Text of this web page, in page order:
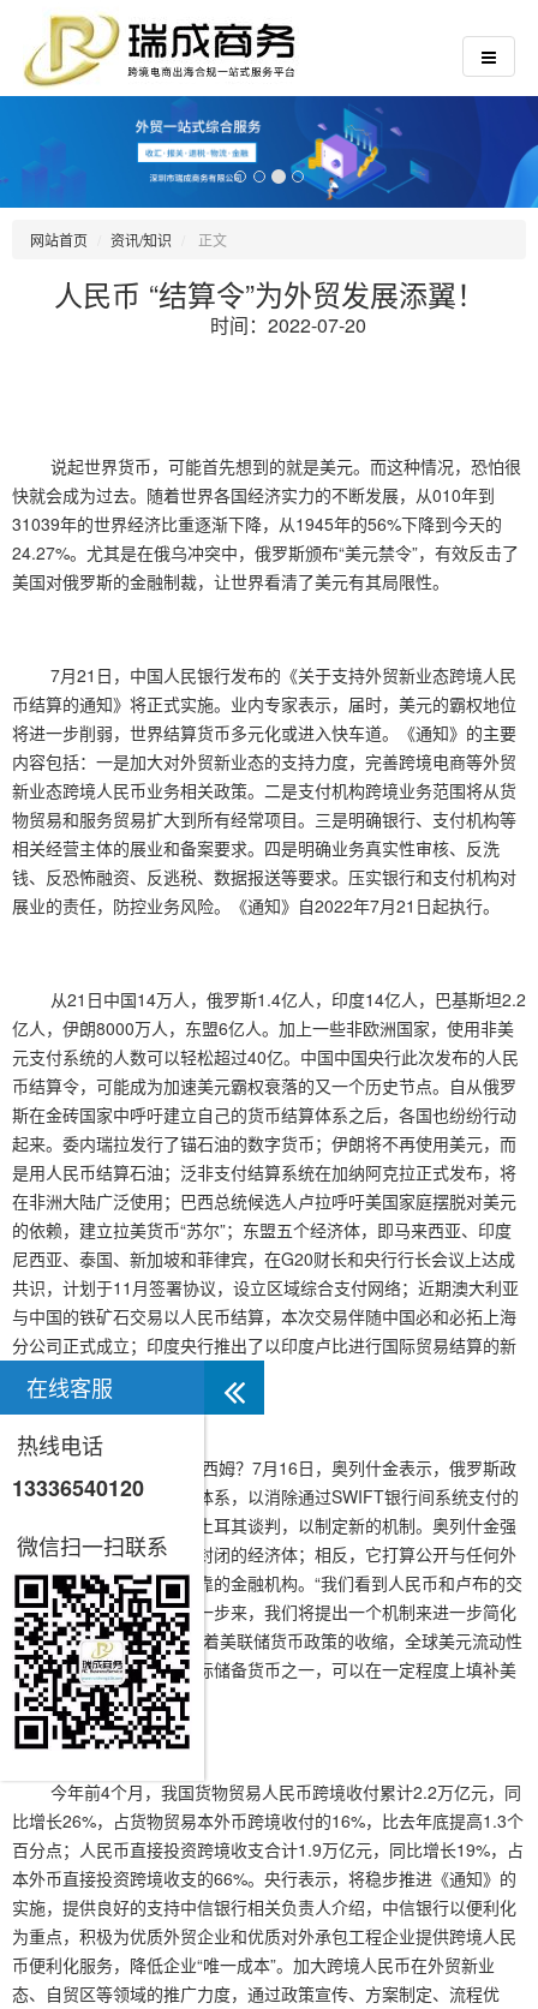
网站首页 资讯/知识 正文
人民币 “结算令”为外贸发展添翼！
时间：2022-07-20
说起世界货币，可能首先想到的就是美元。而这种情况，恐怕很
快就会成为过去。随着世界各国经济实力的不断发展，从010年到
31039年的世界经济比重逐渐下降，从1945年的56%下降到今天的
24.27%。尤其是在俄乌冲突中，俄罗斯颁布“美元禁令”，有效反击了
美国对俄罗斯的金融制裁，让世界看清了美元有其局限性。
7月21日，中国人民银行发布的《关于支持外贸新业态跨境人民
币结算的通知》将正式实施。业内专家表示，届时，美元的霸权地位
将进一步削弱，世界结算货币多元化或进入快车道。
《通知》的主要
内容包括：一是加大对外贸新业态的支持力度，完善跨境电商等外贸
新业态跨境人民币业务相关政策。二是支付机构跨境业务范围将从货
物贸易和服务贸易扩大到所有经常项目。三是明确银行、支付机构等
相关经营主体的展业和备案要求。四是明确业务真实性审核、反洗
钱、反恐怖融资、反逃税、数据报送等要求。压实银行和支付机构对
展业的责任，防控业务风险。《通知》自2022年7月21日起执行。
从21日中国14万人，俄罗斯1.4亿人，印度14亿人，巴基斯坦2.2
亿人，伊朗8000万人，东盟6亿人。加上一些非欧洲国家，使用非美
元支付系统的人数可以轻松超过40亿。 中国中国央行此次发布的人民
币结算令，可能成为加速美元霸权衰落的又一个历史节点。 自从俄罗
斯在金砖国家中呼吁建立自己的货币结算体系之后，各国也纷纷行动
起来。委内瑞拉发行了锚石油的数字货币；伊朗将不再使用美元，而
是用人民币结算石油；泛非支付结算系统在加纳阿克拉正式发布，将
在非洲大陆广泛使用；巴西总统候选人卢拉呼吁美国家庭摆脱对美元
的依赖，建立拉美货币“苏尔”；东盟五个经济体，即马来西亚、印度
尼西亚、泰国、新加坡和菲律宾，在G20财长和央行行长会议上达成
共识，计划于11月签署协议，设立区域综合支付网络；近期澳大利亚
与中国的铁矿石交易以人民币结算，本次交易伴随中国必和必拓上海
分公司正式成立；印度央行推出了以印度卢比进行国际贸易结算的新
机制，并宣布立即生效.
俄罗斯总统助理马克西姆？7月16日，奥列什金表示，俄罗斯政
府计划建立对外经济贸易体系，以消除通过SWIFT银行间系统支付的
必要性，并正在与中国和土耳其谈判，以制定新的机制。 奥列什金强
调，俄罗斯不会成为一个封闭的经济体；相反，它打算公开与任何外
部国家合作，但它需要可靠的金融机构。“我们看到人民币和卢布的交
易量大幅增长。这将一步一步来，我们将提出一个机制来进一步简化
这一程序。”分析指出，随着美联储货币政策的收缩，全球美元流动性
开始回流。人民币作为国际储备货币之一，可以在一定程度上填补美
元回归造成的市场空缺。
今年前4个月，我国货物贸易人民币跨境收付累计2.2万亿元，同
比增长26%，占货物贸易本外币跨境收付的16%，比去年底提高1.3个
百分点；人民币直接投资跨境收支合计1.9万亿元，同比增长19%，占
本外币直接投资跨境收支的66%。 央行表示，将稳步推进《通知》的
实施，提供良好的支持中信银行相关负责人介绍，中信银行以便利化
为重点，积极为优质外贸企业和优质对外承包工程企业提供跨境人民
币便利化服务，降低企业“唯一成本”。加大跨境人民币在外贸新业
态、自贸区等领域的推广力度，通过政策宣传、方案制定、流程优
在线客服
热线电话
13336540120
微信扫一扫联系